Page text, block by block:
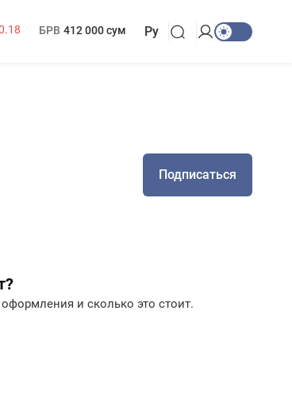
БРВ 412 000 сум Ру
Подписаться
и сколько это стоит.